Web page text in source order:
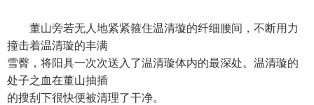
董山旁若无人地紧紧箍住温清璇的纤细腰间，不断用力
撞击着温清璇的丰满
雪臀，将阳具一次次送入了温清璇体内的最深处。温清璇的
处子之血在董山抽插
的搜刮下很快便被清理了干净。